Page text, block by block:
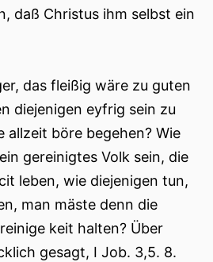
daß Christus ihm selbst ein
das fleißig wäre zu guten
diejenigen eyfrig sein zu
allzeit böre begehen? Wie
gereinigtes Volk sein, die
leben, wie diejenigen tun,
man mäste denn die
keit halten? Über
gesagt, I Job. 3,5. 8.